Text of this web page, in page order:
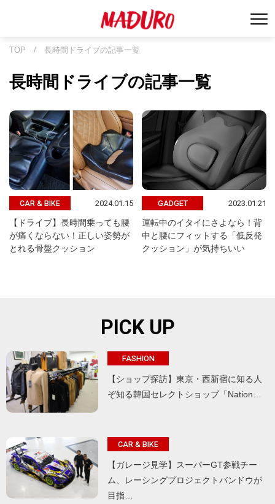
TOP / 長時間ドライブの記事一覧
長時間ドライブの記事一覧
CAR & BIKE 2024.01.15
【ドライブ】長時間乗っても腰
が痛くならない！正しい姿勢が
とれる骨盤クッション
GADGET 2023.01.21
運転中のイタイにさよなら！背
中と腰にフィットする「低反発
クッション」が気持ちいい
PICK UP
FASHION
【ショップ探訪】東京・西新宿に知る人
ぞ知る韓国セレクトショップ「Nation…
CAR & BIKE
【ガレージ見学】スーパーGT参戦チー
ム、レーシングプロジェクトバンドウが
目指…